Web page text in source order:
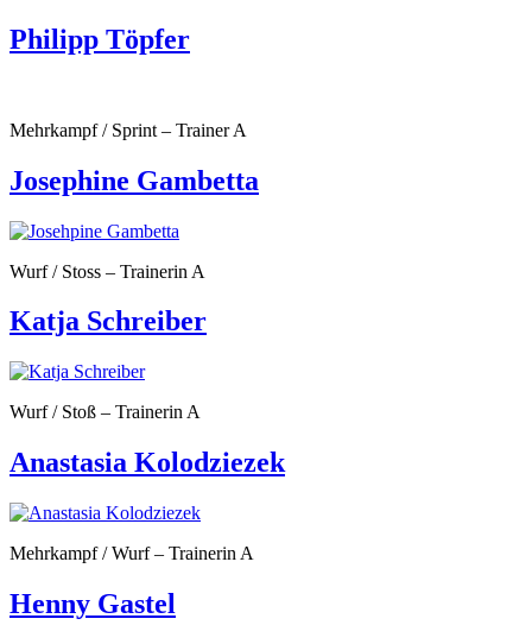
Philipp Töpfer
Mehrkampf / Sprint – Trainer A
Josephine Gambetta
Wurf / Stoss – Trainerin A
Katja Schreiber
Wurf / Stoß – Trainerin A
Anastasia Kolodziezek
Mehrkampf / Wurf – Trainerin A
Henny Gastel